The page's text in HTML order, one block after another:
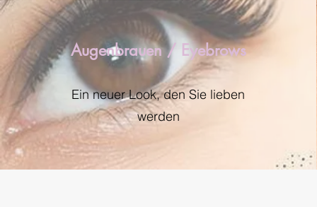
Augenbrauen / Eyebrows
Ein neuer Look, den Sie lieben
werden